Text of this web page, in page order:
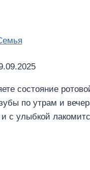
состояние
по утрам и
и с улыбкой